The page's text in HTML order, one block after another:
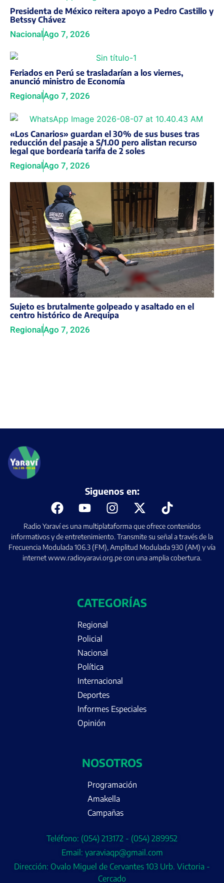
Presidenta de México reitera apoyo a Pedro Castillo y
Betssy Chávez
Nacional Ago 7, 2026
Feriados en Perú se trasladarían a los viernes,
anunció ministro de Economía
RegionalAgo 7, 2026
«Los Canarios» guardan el 30% de sus buses tras
reducción del pasaje a S/1.00 pero alistan recurso
legal que bordearía tarifa de 2 soles
Regional Ago 7, 2026
Sujeto es brutalmente golpeado y asaltado en el
centro histórico de Arequipa
RegionalAgo 7, 2026
Radio Yaraví es una multiplataforma que ofrece contenidos
informativos y de entretenimiento. Transmite su señal a través de la
Frecuencia Modulada 106.3 (FM), Amplitud Modulada 930 (AM) y vía
internet www.radioyaravi.org.pe con una amplia cobertura.
Siguenos en:
CATEGORÍAS
Regional
Policial
Nacional
Política
Internacional
Deportes
Informes Especiales
Opinión
NOSOTROS
Programación
Amakella
Campañas
Teléfono: (054) 213172 - (054) 289952
Email: yaraviaqp@gmail.com
Dirección: Ovalo Miguel de Cervantes 103 Urb. Victoria -
Cercado